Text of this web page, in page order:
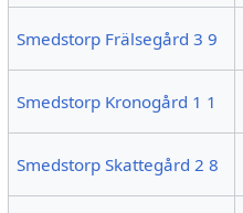
Smedstorp Frälsegård 3 9
Smedstorp Kronogård 1 1
Smedstorp Skattegård 2 8